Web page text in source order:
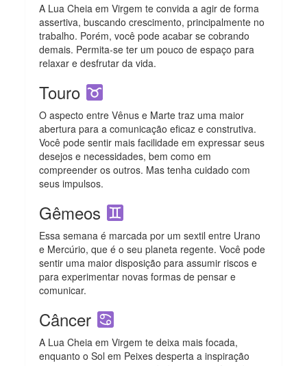
A Lua Cheia em Virgem te convida a agir de forma
assertiva, buscando crescimento, principalmente no
trabalho. Porém, você pode acabar se cobrando
demais. Permita-se ter um pouco de espaço para
relaxar e desfrutar da vida.
Touro
O aspecto entre Vênus e Marte traz uma maior
abertura para a comunicação eficaz e construtiva.
Você pode sentir mais facilidade em expressar seus
desejos e necessidades, bem como em
compreender os outros. Mas tenha cuidado com
seus impulsos.
Gêmeos
Essa semana é marcada por um sextil entre Urano
e Mercúrio, que é o seu planeta regente. Você pode
sentir uma maior disposição para assumir riscos e
para experimentar novas formas de pensar e
comunicar.
Câncer
A Lua Cheia em Virgem te deixa mais focada,
enquanto o Sol em Peixes desperta a inspiração